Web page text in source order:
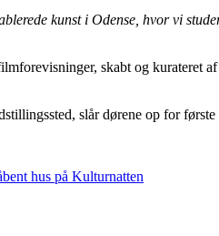
kunst i Odense, hvor vi
skabt og kurateret
slår dørene op for
hus på Kulturnatten